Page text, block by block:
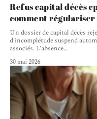
Refus capital décès
comment régulariser
Un dossier de capital décès
d'incomplétude suspend
associés. L'absence…
30 mai 2026